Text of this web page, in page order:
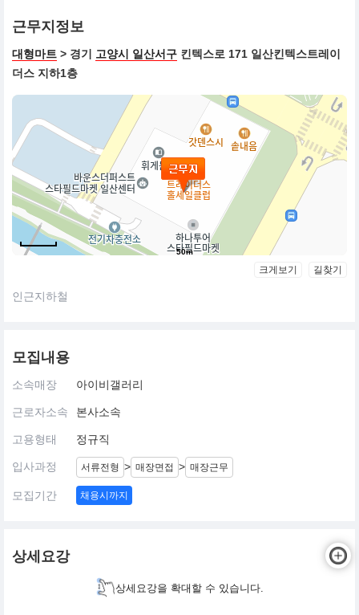
근무지정보
대형마트 > 경기 고양시 일산서구 킨텍스로 171 일산킨텍스트레이
더스 지하1층
50m
크게보기 길찾기
인근지하철
모집내용
소속매장 아이비갤러리
근로자소속 본사소속
고용형태 정규직
입사과정 서류전형 > 매장면접 > 매장근무
모집기간 채용시까지
상세요강
상세요강을 확대할 수 있습니다.